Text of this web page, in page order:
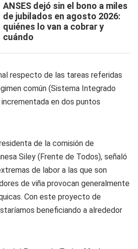
ANSES dejó sin el bono a miles
de jubilados en agosto 2026:
quiénes lo van a cobrar y
cuándo
respecto de las tareas referidas
común (Sistema Integrado
en dos puntos
de la comisión de
Siley (Frente de Todos), señaló
de labor a las que son
de viña provocan generalmente
Con este proyecto de
beneficiando a alrededor